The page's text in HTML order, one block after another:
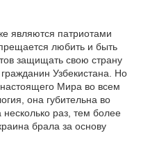
являются патриотами
любить и быть
защищать свою страну
Узбекистана. Но
Мира во всем
она губительна во
раз, тем более
брала за основу